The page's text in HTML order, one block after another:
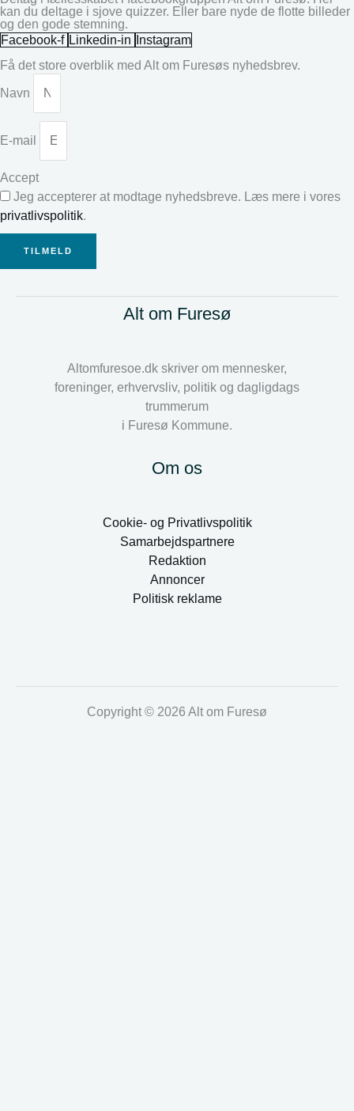
kan du deltage i sjove quizzer. Eller bare nyde de flotte billeder
og den gode stemning.
Facebook-f Linkedin-in
Instagram
Få det store overblik med Alt om Furesøs nyhedsbrev.
Navn
E-mail
Accept
Jeg accepterer at modtage nyhedsbreve. Læs mere i vores
privatlivspolitik.
TILMELD
Alt om Furesø
Altomfuresoe.dk skriver om mennesker,
foreninger, erhvervsliv, politik og dagligdags
trummerum
i Furesø Kommune.
Om os
Cookie- og Privatlivspolitik
Samarbejdspartnere
Redaktion
Annoncer
Politisk reklame
Copyright © 2026 Alt om Furesø